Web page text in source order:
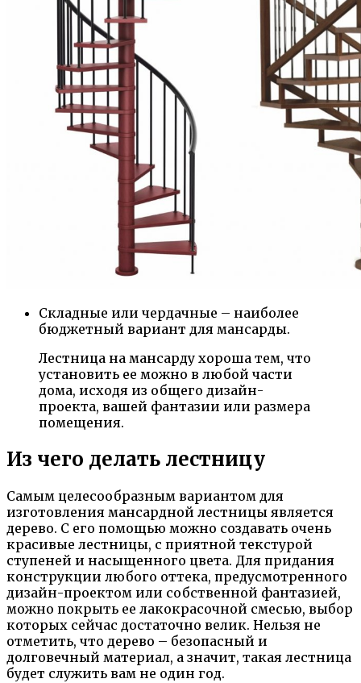
Складные или чердачные – наиболее
бюджетный вариант для мансарды.
Лестница на мансарду хороша тем, что
установить ее можно в любой части
дома, исходя из общего дизайн-
проекта, вашей фантазии или размера
помещения.
Из чего делать лестницу
Самым целесообразным вариантом для
изготовления мансардной лестницы является
дерево. С его помощью можно создавать очень
красивые лестницы, с приятной текстурой
ступеней и насыщенного цвета. Для придания
конструкции любого оттека, предусмотренного
дизайн-проектом или собственной фантазией,
можно покрыть ее лакокрасочной смесью, выбор
которых сейчас достаточно велик. Нельзя не
отметить, что дерево – безопасный и
долговечный материал, а значит, такая лестница
будет служить вам не один год.